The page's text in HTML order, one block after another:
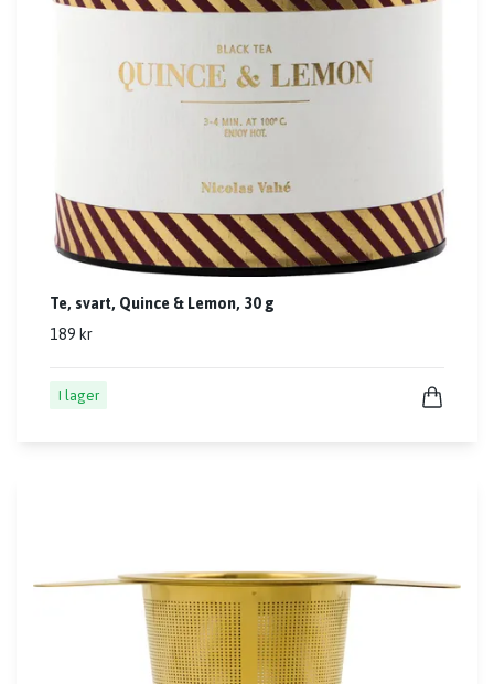
Te, svart, Quince & Lemon, 30 g
189 kr
I lager